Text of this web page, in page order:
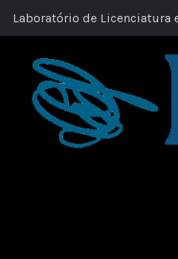
Laboratório de Licenciatura